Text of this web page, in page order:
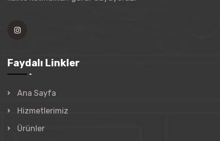
Faydalı Linkler
Ana Sayfa
Hizmetlerimiz
Ürünler